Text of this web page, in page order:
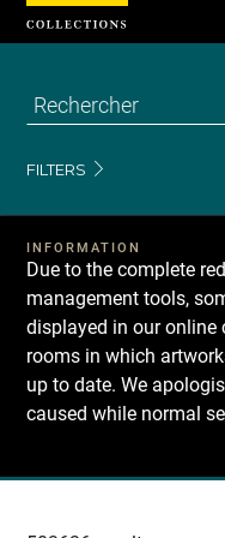
FILTERS
INFORMATION
Due to the complete
management tools,
displayed in our
rooms in which
up to date. We
caused while normal
Recherche
Cookies management panel